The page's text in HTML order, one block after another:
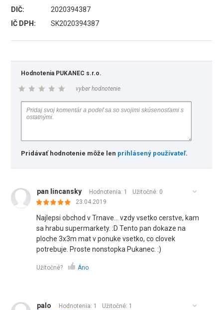
DIČ:
2020394387
IČ DPH:
SK2020394387
Hodnotenia PUKANEC s.r.o.
vyber hodnotenie
Pridávať hodnotenie môže len prihlásený používateľ.
pan lincansky Hodnotenia: 1 Užitočné: 0
23.04.2019
Najlepsi obchod v Trnave... vzdy vsetko cerstve, kam
sa hrabu supermarkety. :D Tento pan dokaze na
ploche 3x3m mat v ponuke vsetko, co clovek
potrebuje. Proste nonstopka Pukanec. :)
Užitočné? Áno
palo Hodnotenia: 1 Užitočné: 1